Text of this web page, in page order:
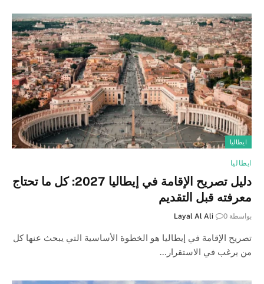
ايطاليا
ايطاليا
دليل تصريح الإقامة في إيطاليا 2027: كل ما تحتاج
معرفته قبل التقديم
بواسطة Layal Al Ali 0
تصريح الإقامة في إيطاليا هو الخطوة الأساسية التي يبحث عنها كل
من يرغب في الاستقرار…